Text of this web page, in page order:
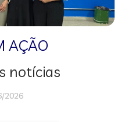
AÇÃO
notícias
2026